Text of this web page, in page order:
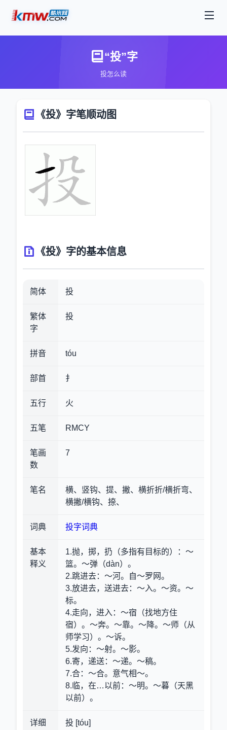
“投”字
投怎么读
《投》字笔顺动图
《投》字的基本信息
简体 投
繁体
字
投
拼音 tóu
部首 扌
五行 火
五笔 RMCY
笔画
数
7
笔名
横、竖钩、提、撇、横折折/横折弯、
横撇/横钩、捺、
词典 投字词典
基本
释义
1.抛，掷，扔（多指有目标的）
：～
篮。～弹（dàn）。
2.跳进去：～河。自～罗网。
3.放进去，送进去：～入。～资。～
标。
4.走向，进入 ：～宿（找地方住
宿）。～奔。～靠。～降。～师（从
师学习）。～诉。
5.发向 ：～射。～影。
6.寄，递送：～递。～稿。
7.合：～合。意气相～。
8.临，在…以前：～明。～暮（天黑
以前）。
详细
投 [tóu]